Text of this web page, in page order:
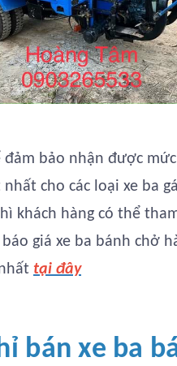
đảm bảo nhận được
cho các loại xe ba
khách hàng có thể
giá xe ba bánh chở
tại đây
bán xe ba